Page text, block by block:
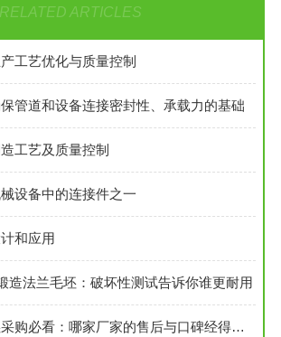
RELATED ARTICLES
工艺优化与质量控制
管道和设备连接密封性、承载力的基础
工艺及质量控制
设备中的连接件之一
和应用
造法兰毛坯：破坏性测试告诉你谁更耐用
国标法兰毛坯采购必看：哪家厂家的售后与口碑经得起考验？